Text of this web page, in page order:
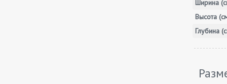
Ширина
Высота
Глубина